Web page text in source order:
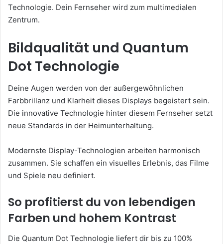
Technologie. Dein Fernseher wird zum multimedialen
Zentrum.
Bildqualität und Quantum
Dot Technologie
Deine Augen werden von der außergewöhnlichen
Farbbrillanz und Klarheit dieses Displays begeistert sein.
Die innovative Technologie hinter diesem Fernseher setzt
neue Standards in der Heimunterhaltung.
Modernste Display-Technologien arbeiten harmonisch
zusammen. Sie schaffen ein visuelles Erlebnis, das Filme
und Spiele neu definiert.
So profitierst du von lebendigen
Farben und hohem Kontrast
Die Quantum Dot Technologie liefert dir bis zu 100%